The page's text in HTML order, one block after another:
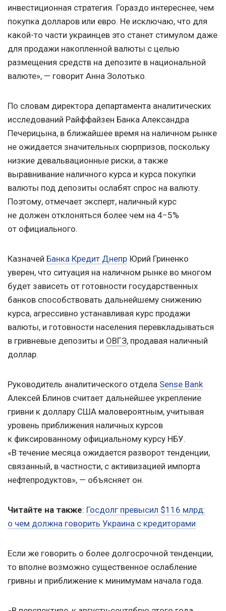
инвестиционная стратегия. Гораздо интереснее, чем
покупка долларов или евро. Не исключаю, что для
какой-то части украинцев это станет стимулом даже
для продажи накопленной валюты с целью
размещения средств на депозите в национальной
валюте», — говорит Анна Золотько.
По словам директора департамента аналитических
исследований Райффайзен Банка Александра
Печерицына, в ближайшее время на наличном рынке
не ожидается значительных сюрпризов, поскольку
низкие девальвационные риски, а также
выравнивание наличного курса и курса покупки
валюты под депозиты ослабят спрос на валюту.
Поэтому, отмечает эксперт, наличный курс
не должен отклоняться более чем на 4−5%
от официального.
Казначей Банка Кредит Днепр Юрий Гриненко
уверен, что ситуация на наличном рынке во многом
будет зависеть от готовности государственных
банков способствовать дальнейшему снижению
курса, агрессивно устанавливая курс продажи
валюты, и готовности населения перевкладываться
в гривневые депозиты и ОВГЗ, продавая наличный
доллар.
Руководитель аналитического отдела Sense Bank
Алексей Блинов считает дальнейшее укрепление
гривни к доллару США маловероятным, учитывая
уровень приближения наличных курсов
к фиксированному официальному курсу НБУ.
«В течение месяца ожидается разворот тенденции,
связанный, в частности, с активизацией импорта
нефтепродуктов», — объясняет он.
Читайте на также: Госдолг превысил $116 млрд:
о чем должна говорить Украина с кредиторами
Если же говорить о более долгосрочной тенденции,
то вполне возможно существенное ослабление
гривны и приближение к минимумам начала года.